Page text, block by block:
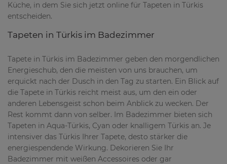
Küche, in dem Sie sich jetzt online für Tapeten in Türkis
entscheiden.
Tapeten in Türkis im Badezimmer
Tapete in Türkis im Badezimmer geben den morgendlichen
Energieschub, den die meisten von uns brauchen, um
erquickt nach der Dusch in den Tag zu starten. Ein Blick auf
die Tapete in Türkis reicht meist aus, um den ein oder
anderen Lebensgeist schon beim Anblick zu wecken. Der
Rest kommt dann von selber. Im Badezimmer bieten sich
Tapeten in Aqua-Türkis, Cyan oder knalligem Türkis an. Je
intensiver das Türkis Ihrer Tapete, desto stärker die
energiespendende Wirkung. Dekorieren Sie Ihr
Badezimmer mit weißen Accessoires oder gar